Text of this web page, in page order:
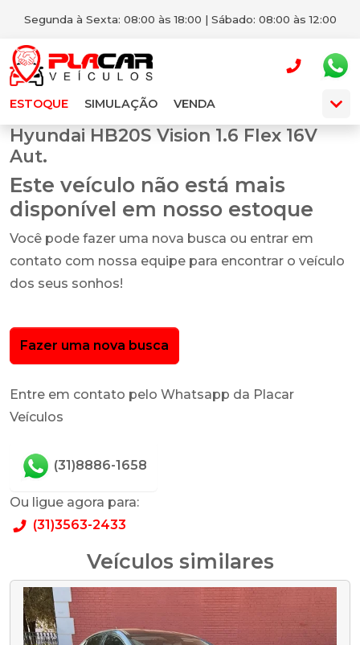
Segunda à Sexta: 08:00 às 18:00 | Sábado: 08:00 às 12:00
ESTOQUE SIMULAÇÃO VENDA
Hyundai HB20S Vision 1.6 Flex 16V
Aut.
Este veículo não está mais
disponível em nosso estoque
Você pode fazer uma nova busca ou entrar em
contato com nossa equipe para encontrar o veículo
dos seus sonhos!
Fazer uma nova busca
Entre em contato pelo Whatsapp da Placar
Veículos
(31)8886-1658
Ou ligue agora para:
(31)3563-2433
Veículos similares